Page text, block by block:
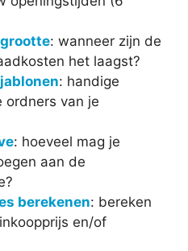
: wanneer zijn de
het laagst?
: handige
ordners van je
: hoeveel mag je
aan de
berekenen: bereken
en/of